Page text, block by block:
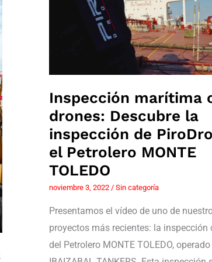
Inspección marítima
drones: Descubre la
inspección de
el Petrolero MONTE
TOLEDO
noviembre 3, 2022 / Sin categoría
Presentamos el vídeo de uno de
proyectos más recientes: la inspección
del Petrolero MONTE TOLEDO,
inspección
PiroDrone